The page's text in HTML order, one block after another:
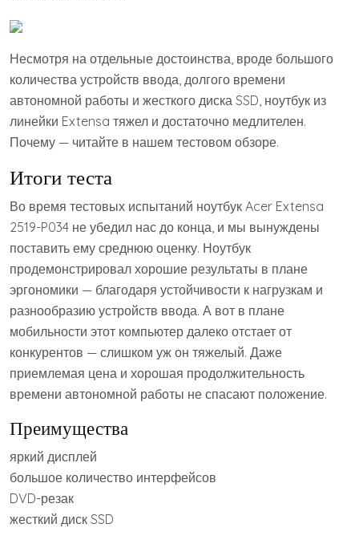
Несмотря на отдельные достоинства, вроде большого
количества устройств ввода, долгого времени
автономной работы и жесткого диска SSD, ноутбук из
линейки Extensa тяжел и достаточно медлителен.
Почему — читайте в нашем тестовом обзоре.
Итоги теста
Во время тестовых испытаний ноутбук Acer Extensa
2519-P034 не убедил нас до конца, и мы вынуждены
поставить ему среднюю оценку. Ноутбук
продемонстрировал хорошие результаты в плане
эргономики — благодаря устойчивости к нагрузкам и
разнообразию устройств ввода. А вот в плане
мобильности этот компьютер далеко отстает от
конкурентов — слишком уж он тяжелый. Даже
приемлемая цена и хорошая продолжительность
времени автономной работы не спасают положение.
Преимущества
яркий дисплей
большое количество интерфейсов
DVD-резак
жесткий диск SSD